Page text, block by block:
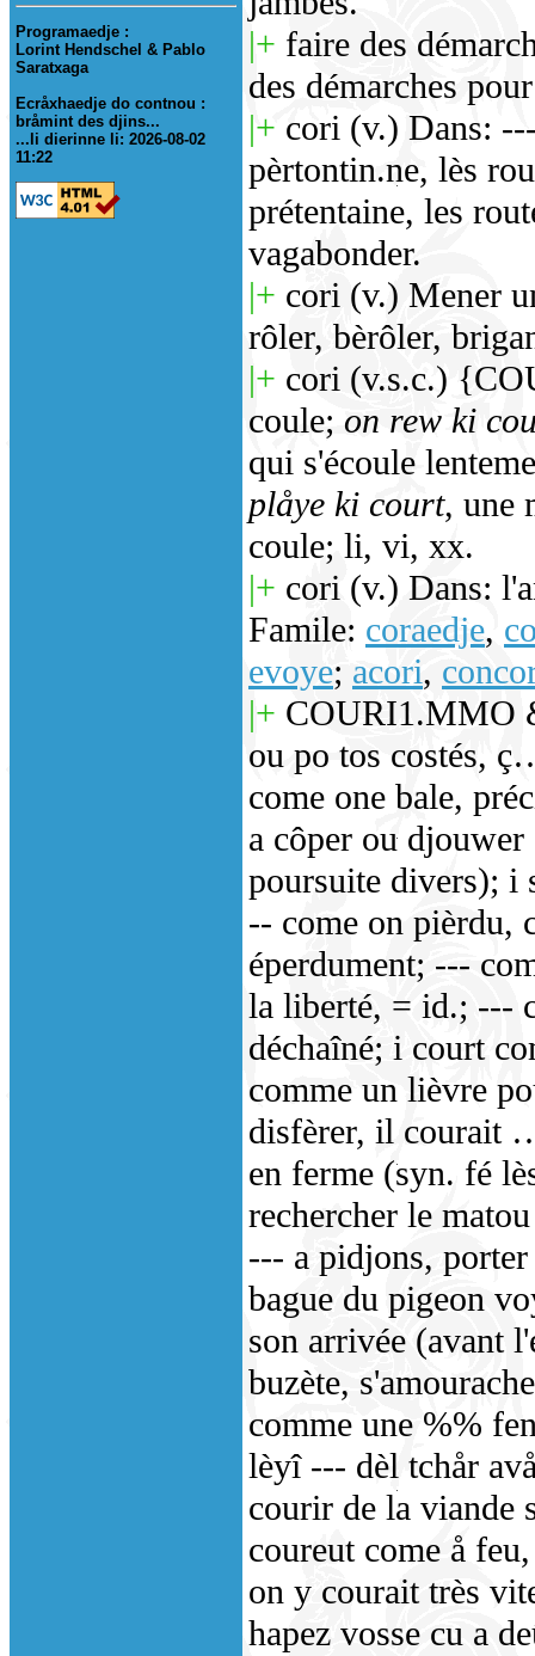
Programaedje :
Lorint Hendschel & Pablo
Saratxaga
Ecråxhaedje do contnou :
bråmint des djins...
...li dierinne li: 2026-08-02
11:22
|+ faire des
des démarches
|+ cori (v.) Dans:
pèrtontin.ne, lès
prétentaine, les
vagabonder.
|+ cori (v.) Mener
rôler, bèrôler,
|+ cori (v.s.c.)
coule; on rew ki
qui s'écoule
plåye ki court, une
coule; li, vi, xx.
|+ cori (v.) Dans:
Famile: coraedje,
evoye; acori,
|+ COURI1.MMO
ou po tos costés,
come one bale,
a côper ou
poursuite divers); i
-- come on pièrdu,
éperdument; ---
la liberté, = id.; ---
déchaîné; i court
comme un lièvre
disfèrer, il courait
en ferme (syn. fé
rechercher le
--- a pidjons,
bague du pigeon
son arrivée (avant
buzète,
comme une %%
lèyî --- dèl tchår
courir de la viande
coureut come å
on y courait très
hapez vosse cu a